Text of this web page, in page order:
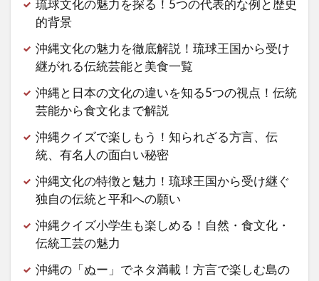
琉球文化の魅力を探る！5つの代表的な例と歴史
的背景
沖縄文化の魅力を徹底解説！琉球王国から受け
継がれる伝統芸能と美食一覧
沖縄と日本の文化の違いを知る5つの視点！伝統
芸能から食文化まで解説
沖縄クイズで楽しもう！知られざる方言、伝
統、有名人の面白い秘密
沖縄文化の特徴と魅力！琉球王国から受け継ぐ
独自の伝統と平和への願い
沖縄クイズ小学生も楽しめる！自然・食文化・
伝統工芸の魅力
沖縄の「ぬー」でネタ満載！方言で楽しむ島の